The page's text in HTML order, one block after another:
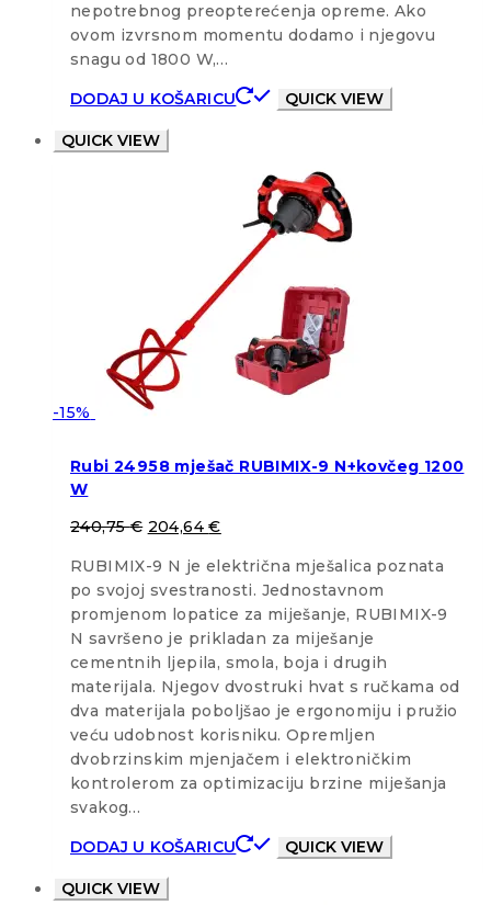
nepotrebnog preopterećenja opreme. Ako
ovom izvrsnom momentu dodamo i njegovu
snagu od 1800 W,…
DODAJ U KOŠARICU
QUICK VIEW
QUICK VIEW
-15%
Rubi 24958 mješač RUBIMIX-9 N+kovčeg 1200
W
240,75€ 204,64€
RUBIMIX-9 N je električna mješalica poznata
po svojoj svestranosti. Jednostavnom
promjenom lopatice za miješanje, RUBIMIX-9
N savršeno je prikladan za miješanje
cementnih ljepila, smola, boja i drugih
materijala. Njegov dvostruki hvat s ručkama od
dva materijala poboljšao je ergonomiju i pružio
veću udobnost korisniku. Opremljen
dvobrzinskim mjenjačem i elektroničkim
kontrolerom za optimizaciju brzine miješanja
svakog…
DODAJ U KOŠARICU
QUICK VIEW
QUICK VIEW